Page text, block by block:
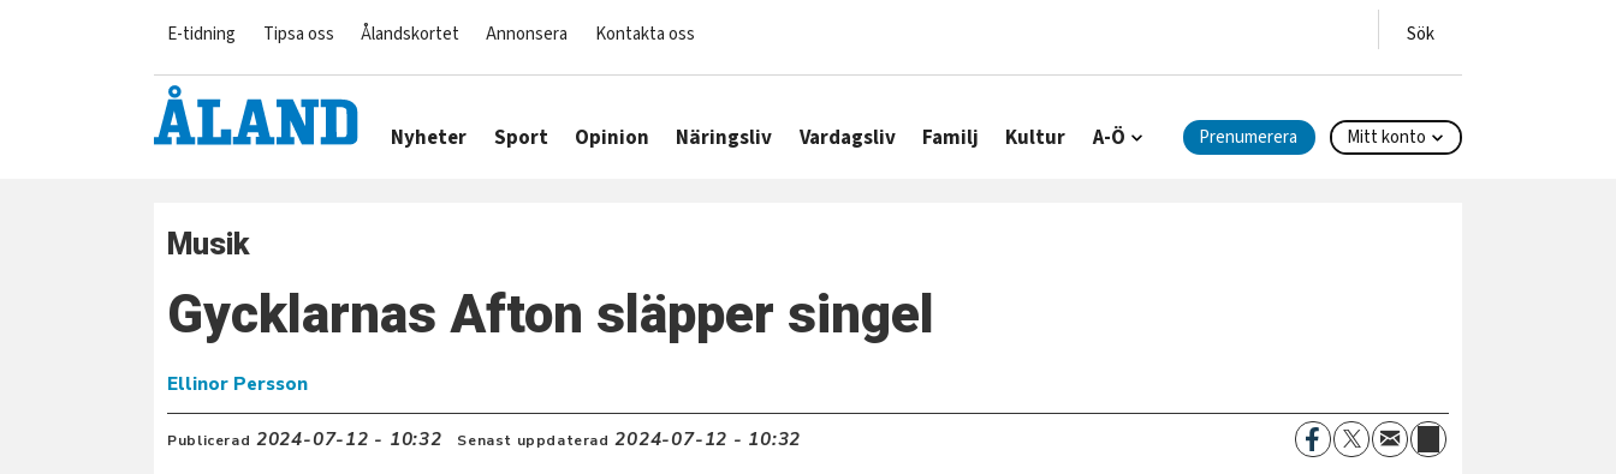
E-tidning Tipsa oss Ålandskortet Annonsera Kontakta oss
Nyheter Sport Opinion Näringsliv Vardagsliv Familj Kultur A-Ö Prenumerera Mitt konto
Musik
Gycklarnas Afton släpper singel
Ellinor Persson
Publicerad 2024-07-12 - 10:32 Senast uppdaterad 2024-07-12 - 10:32